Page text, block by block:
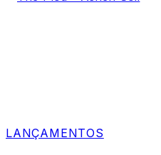
LANÇAMENTOS